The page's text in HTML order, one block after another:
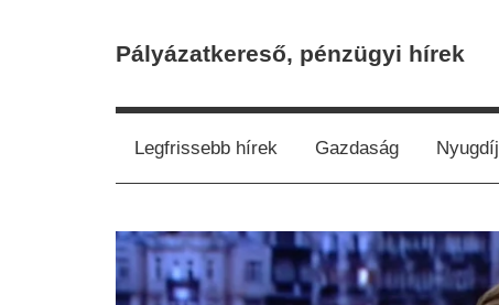
Pályázatkereső, pénzügyi hírek
Legfrissebb hírek Gazdaság Nyugdíj